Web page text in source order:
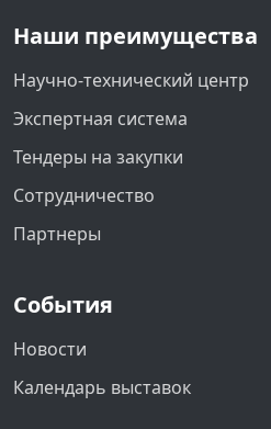
Наши преимущества
Научно-технический центр
Экспертная система
Тендеры на закупки
Сотрудничество
Партнеры
События
Новости
Календарь выставок